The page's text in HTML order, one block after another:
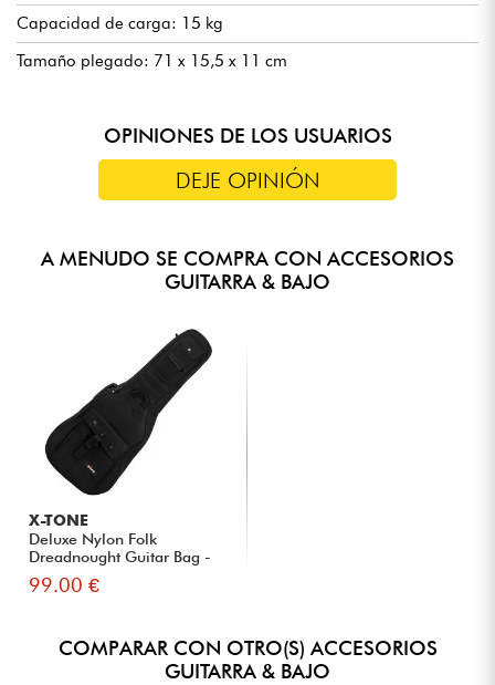
Capacidad de carga: 15 kg
Tamaño plegado: 71 x 15,5 x 11 cm
OPINIONES DE LOS USUARIOS
DEJE OPINIÓN
A MENUDO SE COMPRA CON ACCESORIOS
GUITARRA & BAJO
X-TONE
Deluxe Nylon Folk
Dreadnought Guitar Bag -
Black
99.00 €
COMPARAR CON OTRO(S) ACCESORIOS
GUITARRA & BAJO